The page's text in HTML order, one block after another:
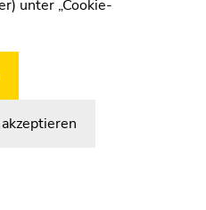
unter „Cookie-